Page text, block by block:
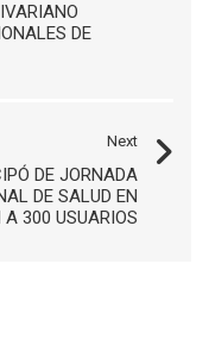
DE
Next
DE JORNADA
DE SALUD EN
300 USUARIOS